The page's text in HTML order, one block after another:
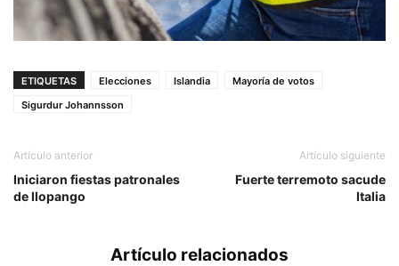
ETIQUETAS Elecciones Islandia
Mayoría de votos
Sigurdur Johannsson
Artículo anterior
Iniciaron fiestas patronales
de Ilopango
Artículo siguiente
Fuerte terremoto sacude
Italia
Artículo relacionados